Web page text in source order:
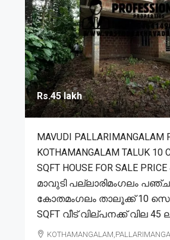
Rs.45 lakh
MAVUDI PALLARIMANGALAM
KOTHAMANGALAM TALUK 10
SQFT HOUSE FOR SALE
മാവുടി പല്ലാരിമംഗലം
കോതമംഗലം താലൂക്ക് 10
SQFT വീട് വില്പനക്ക് വില 45